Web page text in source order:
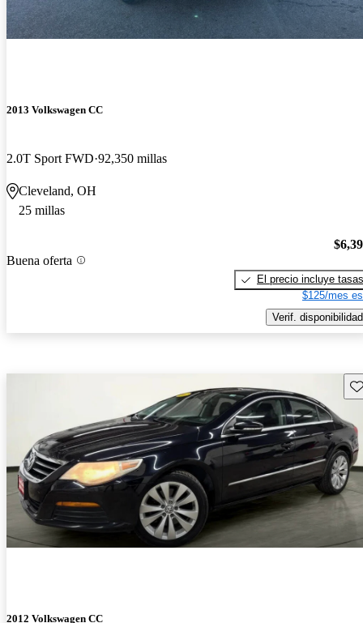
2013 Volkswagen CC
2.0T Sport FWD 92,350 millas
Cleveland, OH
25 millas
Buena oferta
El precio incluye tasas
$125/mes
Verif. disponibilidad
2012 Volkswagen CC